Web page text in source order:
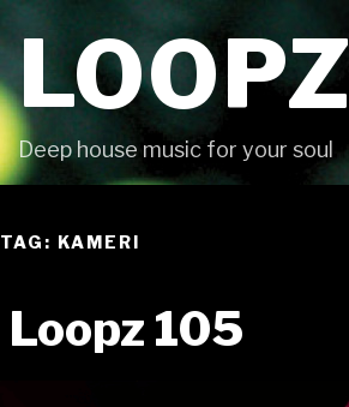
LOOPZ
Deep house music for your soul
TAG: KAMERI
Loopz 105